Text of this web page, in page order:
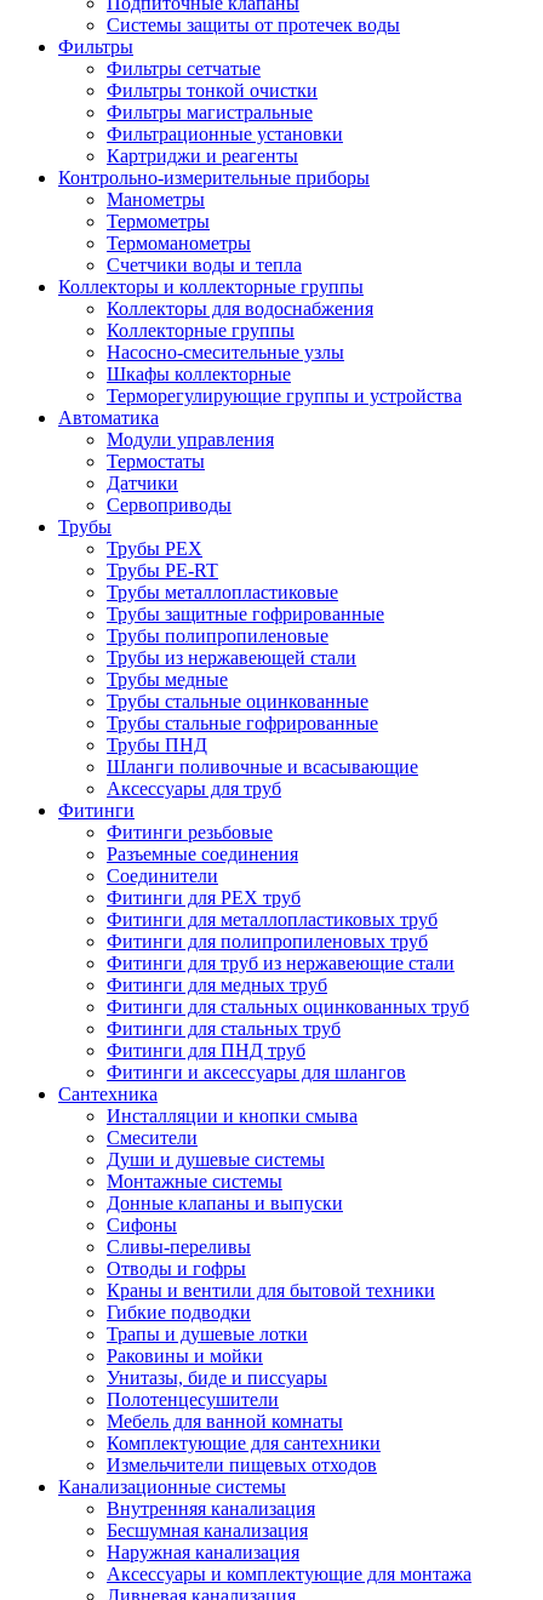
Системы защиты от протечек воды
Фильтры
Фильтры сетчатые
Фильтры тонкой очистки
Фильтры магистральные
Фильтрационные установки
Картриджи и реагенты
Контрольно-измерительные приборы
Манометры
Термометры
Термоманометры
Счетчики воды и тепла
Коллекторы и коллекторные группы
Коллекторы для водоснабжения
Коллекторные группы
Насосно-смесительные узлы
Шкафы коллекторные
Терморегулирующие группы и устройства
Автоматика
Модули управления
Термостаты
Датчики
Сервоприводы
Трубы
Трубы PEX
Трубы PE-RT
Трубы металлопластиковые
Трубы защитные гофрированные
Трубы полипропиленовые
Трубы из нержавеющей стали
Трубы медные
Трубы стальные оцинкованные
Трубы стальные гофрированные
Трубы ПНД
Шланги поливочные и всасывающие
Аксессуары для труб
Фитинги
Фитинги резьбовые
Разъемные соединения
Соединители
Фитинги для PEX труб
Фитинги для металлопластиковых труб
Фитинги для полипропиленовых труб
Фитинги для труб из нержавеющие стали
Фитинги для медных труб
Фитинги для стальных оцинкованных труб
Фитинги для стальных труб
Фитинги для ПНД труб
Фитинги и аксессуары для шлангов
Сантехника
Инсталляции и кнопки смыва
Смесители
Души и душевые системы
Монтажные системы
Донные клапаны и выпуски
Сифоны
Сливы-переливы
Отводы и гофры
Краны и вентили для бытовой техники
Гибкие подводки
Трапы и душевые лотки
Раковины и мойки
Унитазы, биде и писсуары
Полотенцесушители
Мебель для ванной комнаты
Комплектующие для сантехники
Измельчители пищевых отходов
Канализационные системы
Внутренняя канализация
Бесшумная канализация
Наружная канализация
Аксессуары и комплектующие для монтажа
Ливневая канализация